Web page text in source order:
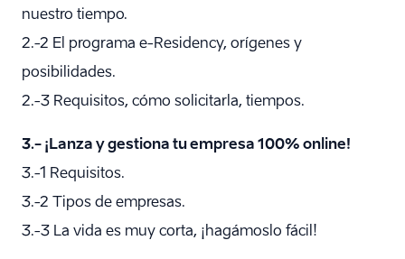
nuestro tiempo.
2.-2 El programa e-Residency, orígenes y
posibilidades.
2.-3 Requisitos, cómo solicitarla, tiempos.
3.- ¡Lanza y gestiona tu empresa 100% online!
3.-1 Requisitos.
3.-2 Tipos de empresas.
3.-3 La vida es muy corta, ¡hagámoslo fácil!